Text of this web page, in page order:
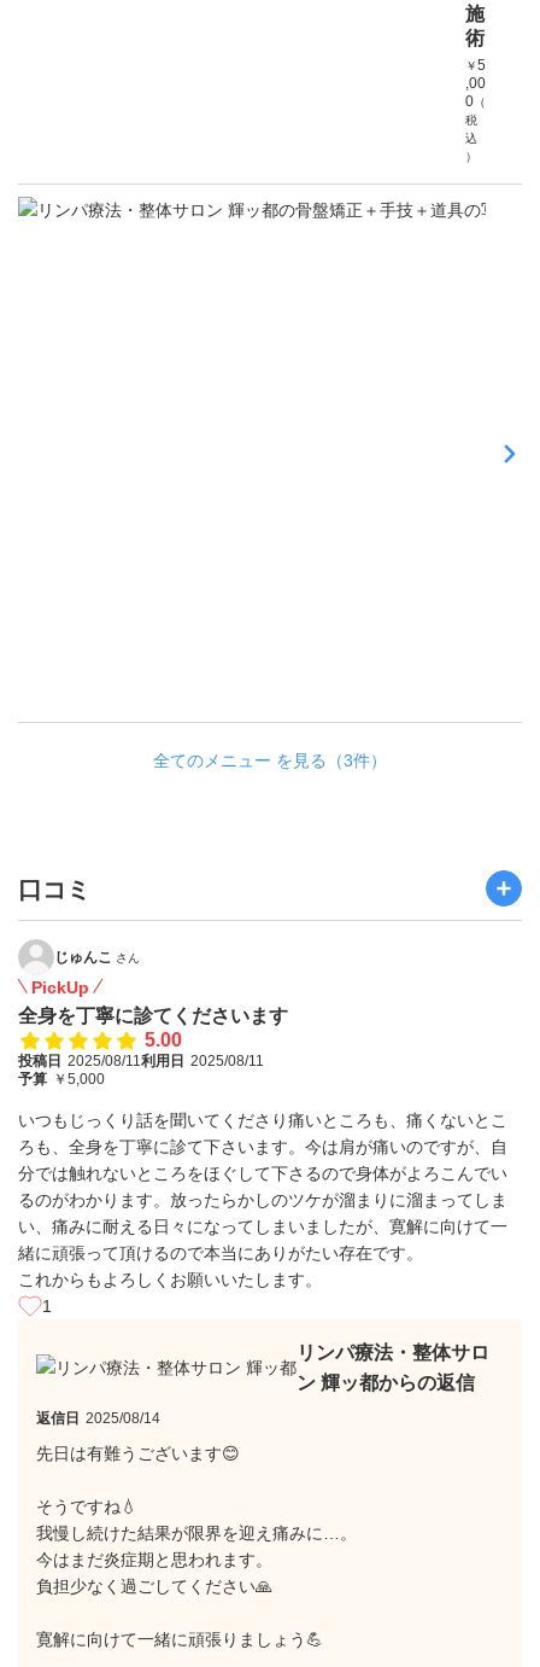
施
術
￥5
,00
0 （
税
込
）
全てのメニュー を見る（3件）
口コミ
じゅんこ さん
PickUp
全身を丁寧に診てくださいます
5.00
投稿日 2025/08/11利用日 2025/08/11
予算 ￥5,000
いつもじっくり話を聞いてくださり痛いところも、痛くないとこ
ろも、全身を丁寧に診て下さいます。今は肩が痛いのですが、自
分では触れないところをほぐして下さるので身体がよろこんでい
るのがわかります。放ったらかしのツケが溜まりに溜まってしま
い、痛みに耐える日々になってしまいましたが、寛解に向けて一
緒に頑張って頂けるので本当にありがたい存在です。
これからもよろしくお願いいたします。
1
リンパ療法・整体サロ
ン 輝ッ都からの返信
返信日 2025/08/14
先日は有難うございます😊
そうですね💧
我慢し続けた結果が限界を迎え痛みに…。
今はまだ炎症期と思われます。
負担少なく過ごしてください🙏
寛解に向けて一緒に頑張りましょう💪